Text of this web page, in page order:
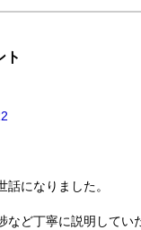
ト
話になりました。
など丁寧に説明してい